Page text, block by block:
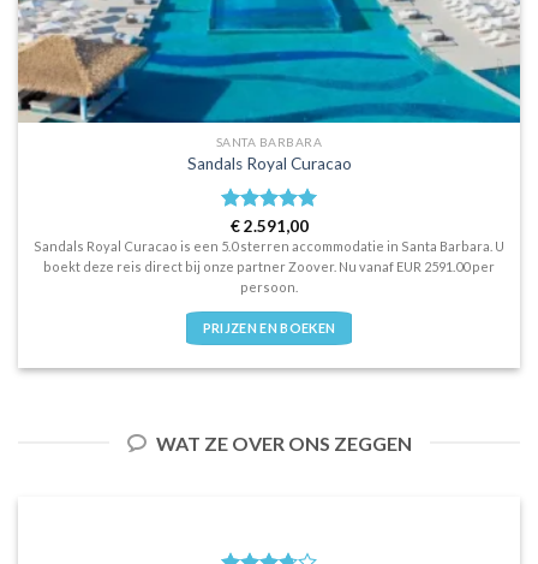
SANTA BARBARA
Sandals Royal Curacao
Waardering
5.0uit 5
€2.591,00
Sandals Royal Curacao is een 5.0 sterren accommodatie in Santa Barbara. U
boekt deze reis direct bij onze partner Zoover. Nu vanaf EUR 2591.00 per
persoon.
PRIJZEN EN BOEKEN
WAT ZE OVER ONS ZEGGEN